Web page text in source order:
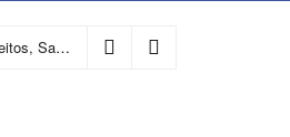
Com 95 leitos, Salvador ganha hospital focado em transição de cuidados